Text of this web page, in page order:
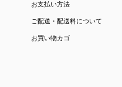
お支払い方法
ご配送・配送料について
お買い物カゴ